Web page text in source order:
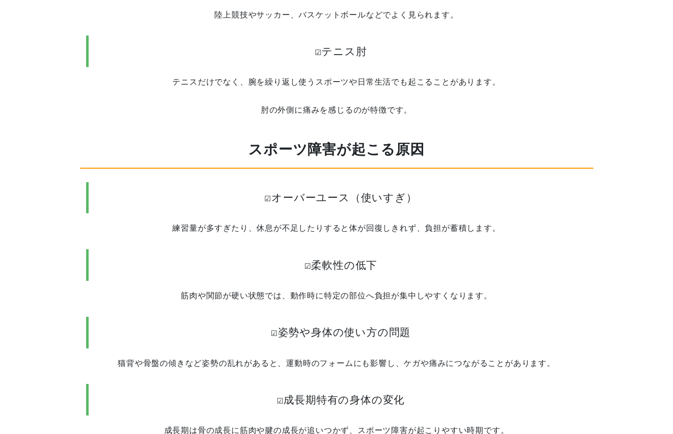
陸上競技やサッカー、バスケットボールなどでよく見られます。
☑️テニス肘
テニスだけでなく、腕を繰り返し使うスポーツや日常生活でも起こることがあります。
肘の外側に痛みを感じるのが特徴です。
スポーツ障害が起こる原因
☑️オーバーユース（使いすぎ）
練習量が多すぎたり、休息が不足したりすると体が回復しきれず、負担が蓄積します。
☑️柔軟性の低下
筋肉や関節が硬い状態では、動作時に特定の部位へ負担が集中しやすくなります。
☑️姿勢や身体の使い方の問題
猫背や骨盤の傾きなど姿勢の乱れがあると、運動時のフォームにも影響し、ケガや痛みにつながることがあります。
☑️成長期特有の身体の変化
成長期は骨の成長に筋肉や腱の成長が追いつかず、スポーツ障害が起こりやすい時期です。